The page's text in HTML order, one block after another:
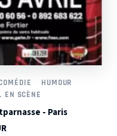
HUMOUR
EN SCÈNE
- Paris